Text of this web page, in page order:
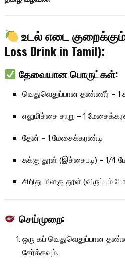
உடல் எடை குறைக்கும்
Loss Drink in Tamil):
தேவையான பொருட்கள்:
வெதுவெதுப்பான தண்ணீர் – 1
எலுமிச்சை சாறு – 1
தேன் – 1 மேசைக்கரண்டி
சுக்கு தூள் (இச்சைபடி) – 1/4
சிறிது மிளகு தூள் (விருப்பம்
செய்முறை:
ஒரு கப் வெதுவெதுப்பான
சேர்க்கவும்.